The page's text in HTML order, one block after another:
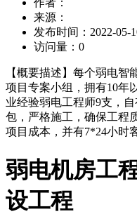
作者：
来源：
发布时间： 2022-05-
访问量： 0
【概要描述】 每个弱电智
项目专案小组，拥有10年
业经验弱电工程师9支，
包，严格施工，确保工程
项目成本，并有7*24小时
弱电机房工
设工程